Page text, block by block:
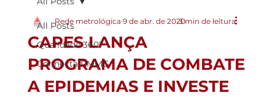
All Posts
Qualidade 360º
Connecta RMMG
CAPES LANÇA
PROGRAMA DE COMBATE
A EPIDEMIAS E INVESTE
Rede metrológica 9 de abr. de 20203 min de leitura